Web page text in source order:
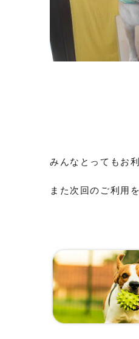
みんなとってもお
また次回のご利用